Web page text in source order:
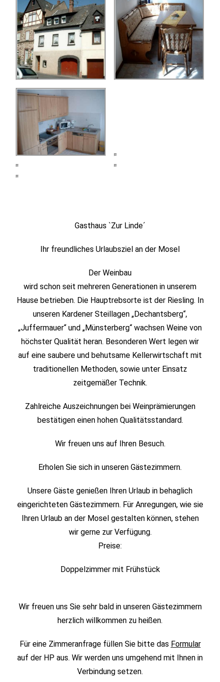
Gasthaus `Zur Linde´
Ihr freundliches Urlaubsziel an der Mosel
Der Weinbau
wird schon seit mehreren Generationen in unserem
Hause betrieben. Die Hauptrebsorte ist der Riesling. In
unseren Kardener Steillagen „Dechantsberg“,
„Juffermauer“ und „Münsterberg“ wachsen Weine von
höchster Qualität heran. Besonderen Wert legen wir
auf eine saubere und behutsame Kellerwirtschaft mit
traditionellen Methoden, sowie unter Einsatz
zeitgemäßer Technik.
Zahlreiche Auszeichnungen bei Weinprämierungen
bestätigen einen hohen Qualitätsstandard.
Wir freuen uns auf Ihren Besuch.
Erholen Sie sich in unseren Gästezimmern.
Unsere Gäste genießen Ihren Urlaub in behaglich
eingerichteten Gästezimmern. Für Anregungen, wie sie
Ihren Urlaub an der Mosel gestalten können, stehen
wir gerne zur Verfügung.
Preise:
Doppelzimmer mit Frühstück
Wir freuen uns Sie sehr bald in unseren Gästezimmern
herzlich willkommen zu heißen.
Für eine Zimmeranfrage füllen Sie bitte das Formular
auf der HP aus. Wir werden uns umgehend mit Ihnen in
Verbindung setzen.